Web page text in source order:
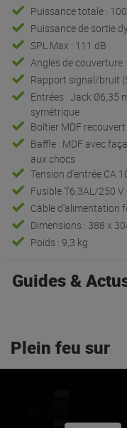
Puissance totale :
Puissance de sortie
SPL Max : 111 dB
Angles de couverture
Rapport signal/bruit
Entrées : Jack Ø6,35
symétrique
Boîtier MDF
Baffle : MDF avec
aux chocs
Tension d'entrée CA
Fusible T6.3AL/250
Câble d'alimentation
Dimensions : 388 x
Poids : 9,3 kg
Guides &
Plein feu sur